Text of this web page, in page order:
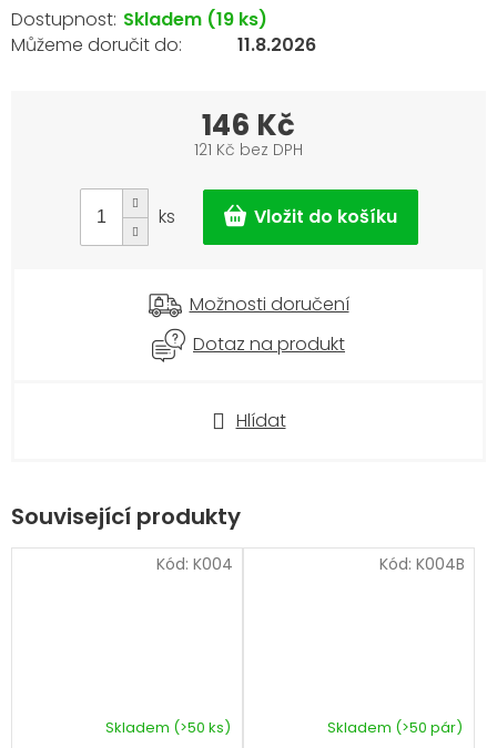
Hlídat
Skladem (19 ks)
11.8.2026
146 Kč
121 Kč bez DPH
cena:
ks
Možnosti doručení
Dotaz na produkt
Související produkty
Skladem (>50 ks)
Kód: K004
Skladem (>50 pár)
Kód: K004B